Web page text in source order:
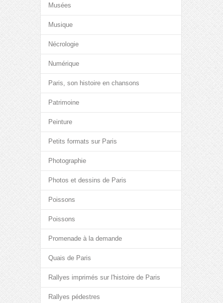
Musées
Musique
Nécrologie
Numérique
Paris, son histoire en chansons
Patrimoine
Peinture
Petits formats sur Paris
Photographie
Photos et dessins de Paris
Poissons
Poissons
Promenade à la demande
Quais de Paris
Rallyes imprimés sur l'histoire de Paris
Rallyes pédestres